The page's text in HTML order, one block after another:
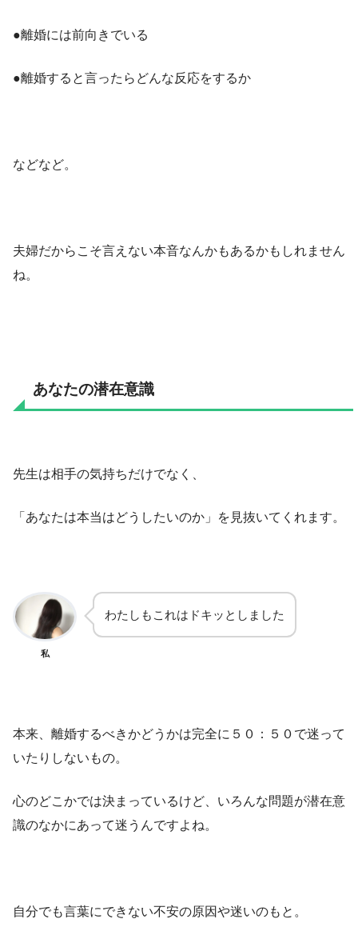
●離婚には前向きでいる
●離婚すると言ったらどんな反応をするか
などなど。
夫婦だからこそ言えない本音なんかもあるかもしれません
ね。
あなたの潜在意識
先生は相手の気持ちだけでなく、
「あなたは本当はどうしたいのか」を見抜いてくれます。
私
わたしもこれはドキッとしました
本来、離婚するべきかどうかは完全に５０：５０で迷って
いたりしないもの。
心のどこかでは決まっているけど、いろんな問題が潜在意
識のなかにあって迷うんですよね。
自分でも言葉にできない不安の原因や迷いのもと。